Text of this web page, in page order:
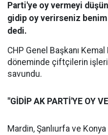
Parti'ye oy vermeyi
gidip oy verirseniz
dedi.
CHP Genel Başkanı Kemal
döneminde çiftçilerin
savundu.
"GİDİP AK PARTİ'YE OY
Mardin, Şanlıurfa ve